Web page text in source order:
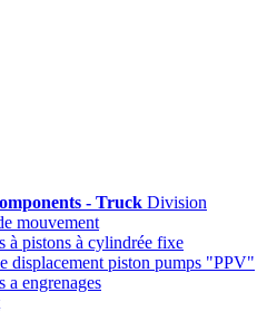
- Truck Division
mouvement
à pistons à cylindrée fixe
displacement piston pumps "PPV"
a engrenages